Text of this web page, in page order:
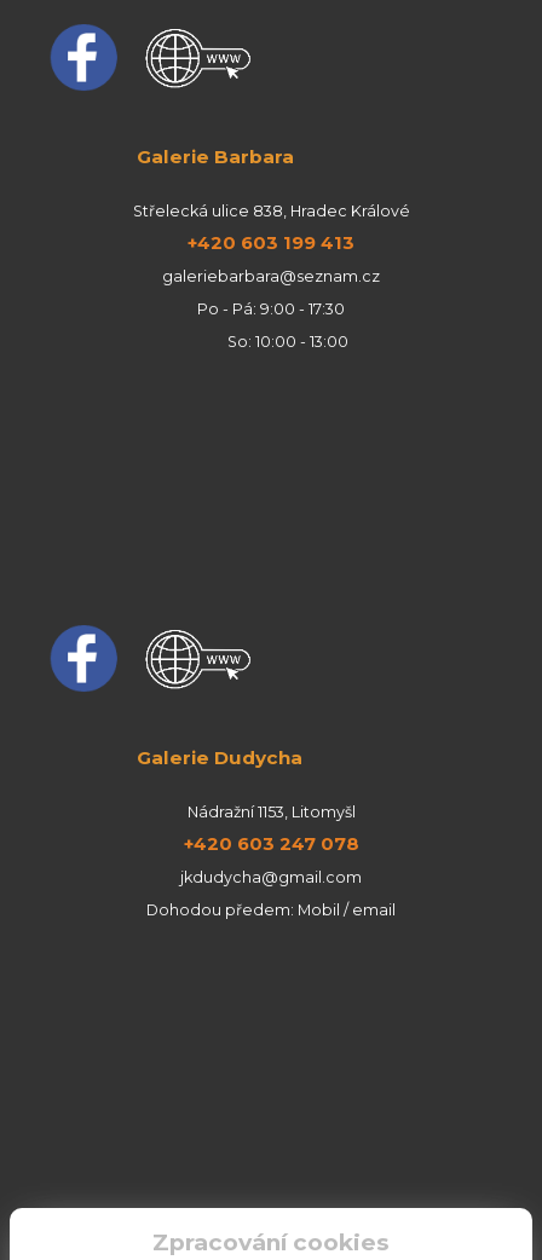
Galerie Barbara
Střelecká ulice 838, Hradec Králové
+420 603 199 413
galeriebarbara@seznam.cz
Po - Pá: 9:00 - 17:30
So: 10:00 - 13:00
Galerie Dudycha
Nádražní 1153, Litomyšl
+420 603 247 078
jkdudycha@gmail.com
Dohodou předem: Mobil / email
Zpracování cookies